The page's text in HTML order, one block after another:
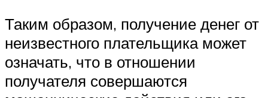
Таким образом, получение денег от
неизвестного плательщика может
означать, что в отношении
получателя совершаются